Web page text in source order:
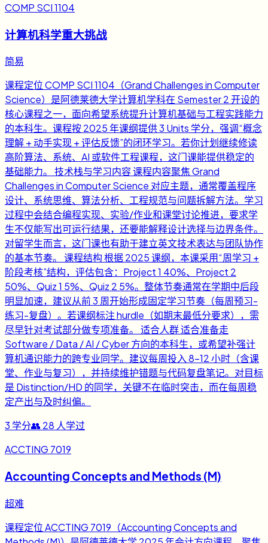
COMP SCI 1104
计算机科学重大挑战
简易
课程定位 COMP SCI 1104（Grand Challenges in Computer
Science）是阿德莱德大学计算机学科在 Semester 2 开设的
核心课程之一，面向希望系统提升计算机基础与工程实践能力
的本科生。课程按 2025 年课纲提供 3 Units 学分，强调“概念
理解 + 动手实现 + 评估反馈”的闭环学习。若你计划继续修读
高阶算法、系统、AI 或软件工程课程，这门课能提供稳定的
基础能力。 技术栈与学习内容 课程内容聚焦 Grand
Challenges in Computer Science 对应主题，通常覆盖程序
设计、系统思维、算法分析、工程规范与问题拆解方法。学习
过程中会结合编程实现、实验/作业和课堂讨论推进，要求学
生不仅能写出可运行结果，还要能解释设计选择与边界条件。
对留学生而言，这门课也有助于建立英文技术表达与团队协作
的基本节奏。 课程结构 根据 2025 课纲，本课采用“周学习 +
阶段考核”结构，评估包含：Project 1 40%、Project 2
50%、Quiz 1 5%、Quiz 2 5%。整体节奏通常在学期中后段
明显加速，建议从前 3 周开始形成固定学习节奏（每周预习-
练习-复盘）。若课纲标注 hurdle（如期末最低分要求），需
尽早针对考试部分做专项准备。 适合人群 适合准备走
Software / Data / AI / Cyber 方向的本科生，或希望补强计
算机通识能力的跨专业同学。建议每周投入 8-12 小时（含课
堂、作业与复习），并持续维护错题与代码复盘笔记。对目标
是 Distinction/HD 的同学，关键不在临时突击，而在每周稳
定产出与及时纠偏。
3 学分👥 28 人学过
ACCTING 7019
Accounting Concepts and Methods (M)
超难
课程定位 ACCTING 7019（Accounting Concepts and